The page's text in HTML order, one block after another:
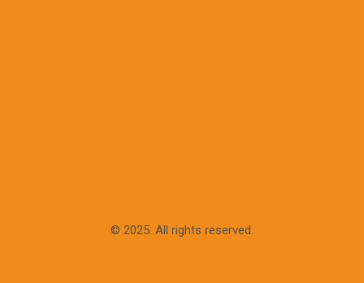
© 2025. All rights reserved.